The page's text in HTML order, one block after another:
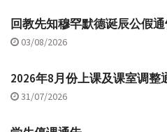
回教先知穆罕默德诞辰公假
03/08/2026
2026年8月份上课及课室调整
31/07/2026